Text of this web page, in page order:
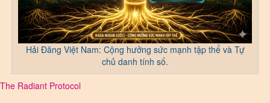
Hải Đăng Việt Nam: Cộng hưởng sức mạnh tập thể và Tự
chủ danh tính số.
The Radiant Protocol